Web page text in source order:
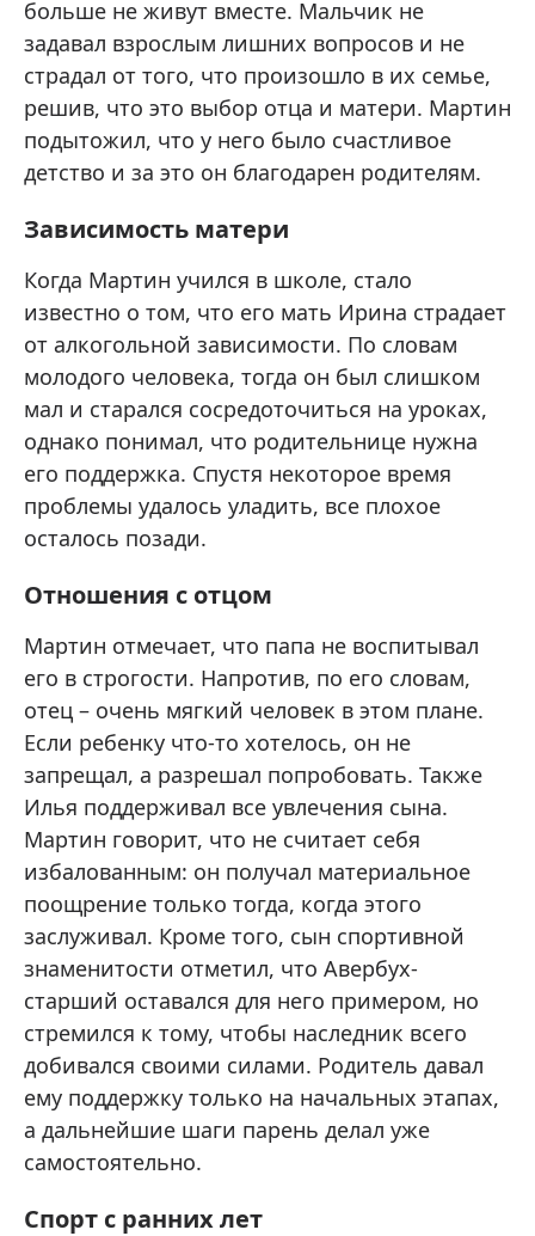
больше не живут вместе. Мальчик не
задавал взрослым лишних вопросов и не
страдал от того, что произошло в их семье,
решив, что это выбор отца и матери. Мартин
подытожил, что у него было счастливое
детство и за это он благодарен родителям.
Зависимость матери
Когда Мартин учился в школе, стало
известно о том, что его мать Ирина страдает
от алкогольной зависимости. По словам
молодого человека, тогда он был слишком
мал и старался сосредоточиться на уроках,
однако понимал, что родительнице нужна
его поддержка. Спустя некоторое время
проблемы удалось уладить, все плохое
осталось позади.
Отношения с отцом
Мартин отмечает, что папа не воспитывал
его в строгости. Напротив, по его словам,
отец – очень мягкий человек в этом плане.
Если ребенку что-то хотелось, он не
запрещал, а разрешал попробовать. Также
Илья поддерживал все увлечения сына.
Мартин говорит, что не считает себя
избалованным: он получал материальное
поощрение только тогда, когда этого
заслуживал. Кроме того, сын спортивной
знаменитости отметил, что Авербух-
старший оставался для него примером, но
стремился к тому, чтобы наследник всего
добивался своими силами. Родитель давал
ему поддержку только на начальных этапах,
а дальнейшие шаги парень делал уже
самостоятельно.
Спорт с ранних лет